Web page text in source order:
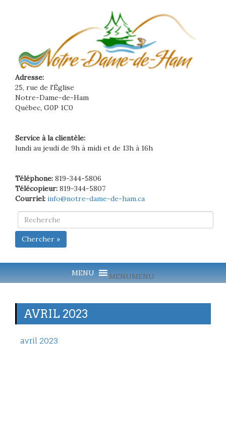
Adresse:
25, rue de l'Église
Notre-Dame-de-Ham
Québec, G0P 1C0
Service à la clientèle:
lundi au jeudi de 9h à midi et de 13h à 16h
Téléphone: 819-344-5806
Télécopieur: 819-344-5807
Courriel: info@notre-dame-de-ham.ca
Chercher »
MENUMENU
AVRIL 2023
avril 2023